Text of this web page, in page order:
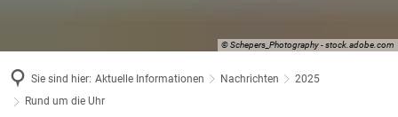
© Schepers_Photography - stock.adobe.com
Sie sind hier: Aktuelle Informationen Nachrichten
2025
Rund um die Uhr